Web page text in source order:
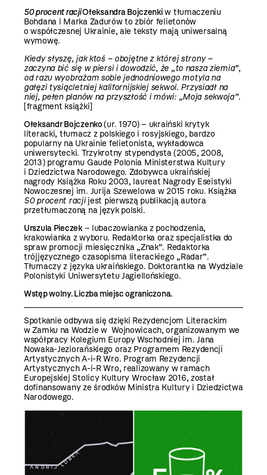
50 procent racjiOłeksandra Bojczenkiw tłumaczeniu
Bohdana i Marka Zadurów to zbiór felietonów
o współczesnej Ukrainie, ale teksty mają uniwersalną
wymowę.
Kiedy słyszę, jak ktoś – obojętne z której strony –
zaczyna bić się w piersi i dowodzić, że „to nasza ziemia”,
od razu wyobrażam sobie jednodniowego motyla na
gałęzi tysiącletniej kalifornijskiej sekwoi. Przysiadł na
niej, pełen planów na przyszłość i mówi: „Moja sekwoja”.
[fragment książki]
Ołeksandr Bojczenko(ur. 1970) – ukraiński krytyk
literacki, tłumacz z polskiego i rosyjskiego, bardzo
popularny na Ukrainie felietonista, wykładowca
uniwersytecki. Trzykrotny stypendysta (2005, 2008,
2013) programu Gaude Polonia Ministerstwa Kultury
i Dziedzictwa Narodowego. Zdobywca ukraińskiej
nagrody Książka Roku 2003, laureat Nagrody Eseistyki
Nowoczesnej im. Jurija Szewelowa w 2015 roku. Książka
50 procent racjijest pierwszą publikacją autora
przetłumaczoną na język polski.
Urszula Pieczek– lubaczowianka z pochodzenia,
krakowianka z wyboru. Redaktorka oraz specjalistka do
spraw promocji miesięcznika „Znak”. Redaktorka
trójjęzycznego czasopisma literackiego „Radar”.
Tłumaczy z języka ukraińskiego. Doktorantka na Wydziale
Polonistyki Uniwersytetu Jagiellońskiego.
Wstęp wolny. Liczba miejsc ograniczona.
Spotkanie odbywa się dzięki Rezydencjom Literackim
w Zamku na Wodzie w Wojnowicach, organizowanym we
współpracy Kolegium Europy Wschodniej im. Jana
Nowaka-Jeziorańskiego oraz Programem Rezydencji
Artystycznych A-i-R Wro. Program Rezydencji
Artystycznych A-i-R Wro, realizowany w ramach
Europejskiej Stolicy Kultury Wrocław 2016, został
dofinansowany ze środków Ministra Kultury i Dziedzictwa
Narodowego.